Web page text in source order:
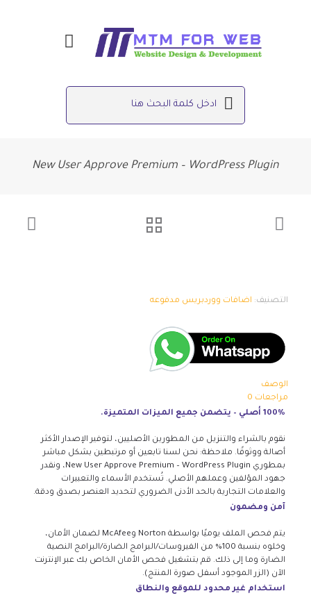
New User Approve Premium – WordPress Plugin
التصنيف: اضافات ووردبريس مدفوعه
الوصف
مراجعات 0
100% أصلي – يتضمن جميع الميزات المتميزة.
نقوم بالشراء والتنزيل من المطورين الأصليين، لتوفير الإصدار الأكثر
أصالة ووثوقًا. ملاحظة: نحن لسنا تابعين أو مرتبطين بشكل مباشر
بمطوري New User Approve Premium – WordPress Plugin، ونقدر
جهود المؤلفين وعملهم الأصلي. تُستخدم الأسماء والتعبيرات
والعلامات التجارية بالحد الأدنى الضروري لتحديد العنصر بصدق ودقة.
آمن ومضمون
يتم فحص الملف يوميًا بواسطة Norton وMcAfee لضمان الأمان،
وخلوه بنسبة 100% من الفيروسات/البرامج الضارة/البرامج النصية
الضارة وما إلى ذلك. قم بتشغيل فحص الأمان الخاص بك عبر الإنترنت
الآن (الزر الموجود أسفل صورة المنتج).
استخدام غير محدود للموقع والنطاق